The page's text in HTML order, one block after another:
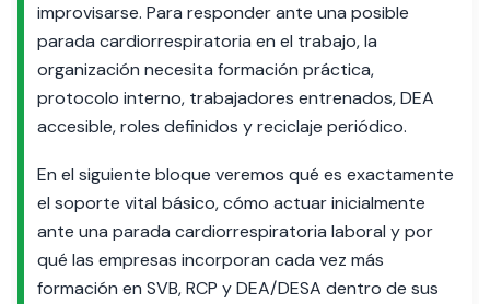
improvisarse. Para responder ante una posible
parada cardiorrespiratoria en el trabajo, la
organización necesita formación práctica,
protocolo interno, trabajadores entrenados, DEA
accesible, roles definidos y reciclaje periódico.
En el siguiente bloque veremos qué es exactamente
el soporte vital básico, cómo actuar inicialmente
ante una parada cardiorrespiratoria laboral y por
qué las empresas incorporan cada vez más
formación en SVB, RCP y DEA/DESA dentro de sus